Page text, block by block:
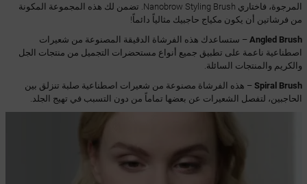
المرجوة، فاختاري Nanobrow Styling Brush. تضمن لك هذه المجموعة المكونة
من فرشاتين أن يكون مكياج حاجبيك مثالياً دائماً!
Angled Brush – ستساعدك هذه الفرشاة الدقيقة المصنوعة من شعيرات
اصطناعية ناعمة على تطبيق جميع أنواع مستحضرات التجميل من منتجات الجل
والكريم والمنتجات السائلة.
Spiral Brush – هذه الفرشاة مصنوعة من شعيرات اصطناعية صلبة تنزلق بين
الحاجبين، لتفصل الشعيرات عن بعضها تماماً من دون التسبب في تهيج الجلد.